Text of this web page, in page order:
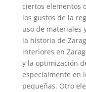
ciertos elementos
los gustos de la
uso de materiales
la historia de
interiores en
y la optimización
especialmente en
pequeñas. Otro